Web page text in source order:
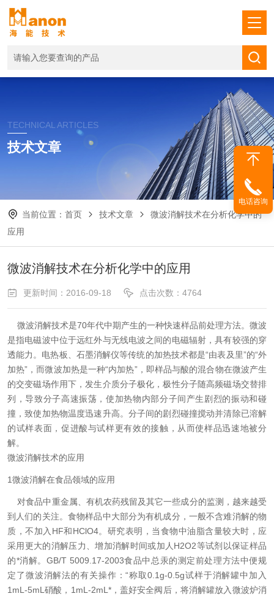
TECHNICAL ARTICLES
技术文章
当前位置： 首页 技术文章
微波消解技术在分析化学中的
应用
微波消解技术在分析化学中的应用
更新时间：2016-09-18 点击次数：4764
微波消解技术是70年代中期产生的一种快速样品前处理方法。微波
是指电磁波中位于远红外与无线电波之间的电磁辐射，具有较强的穿
透能力。电热板、石墨消解仪等传统的加热技术都是“由表及里”的“外
加热”，而微波加热是一种“内加热”，即样品与酸的混合物在微波产生
的交变磁场作用下，发生介质分子极化，极性分子随高频磁场交替排
列，导致分子高速振荡，使加热物内部分子间产生剧烈的振动和碰
撞，致使加热物温度迅速升高。分子间的剧烈碰撞搅动并清除已溶解
的试样表面，促进酸与试样更有效的接触，从而使样品迅速地被分
解。
微波消解技术的应用
1微波消解在食品领域的应用
对食品中重金属、有机农药残留及其它一些成分的监测，越来越受
到人们的关注。食物样品中大部分为有机成分，一般不含难消解的物
质，不加入HF和HClO4。研究表明，当食物中油脂含量较大时，应
采用更大的消解压力、增加消解时间或加人H2O2等试剂以保证样品
的*消解。GB/T 5009.17-2003食品中总汞的测定前处理方法中便规
定了微波消解法的有关操作：“称取0.1g-0.5g试样于消解罐中加入
1mL-5mL硝酸，1mL-2mL*，盖好安全阀后，将消解罐放入微波炉消
电话咨询